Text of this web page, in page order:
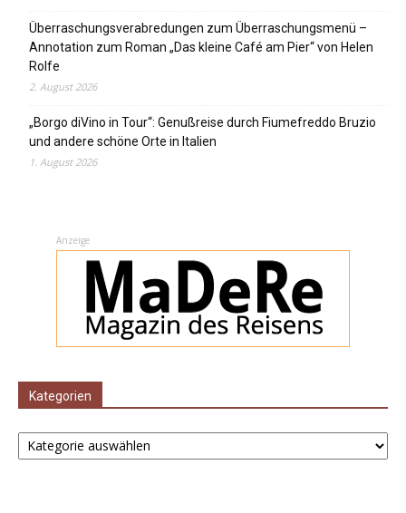
Überraschungsverabredungen zum Überraschungsmenü –
Annotation zum Roman „Das kleine Café am Pier“ von Helen
Rolfe
2. August 2026
„Borgo diVino in Tour“: Genußreise durch Fiumefreddo Bruzio
und andere schöne Orte in Italien
1. August 2026
Anzeige
Kategorien
Kategorien